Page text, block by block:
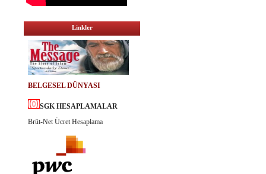
Linkler
BELGESEL DÜNYASI
SGK HESAPLAMALAR
Brüt-Net Ücret Hesaplama